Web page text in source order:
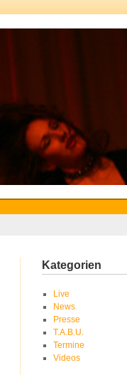
Kategorien
Live
News
Presse
T.A.B.U.
Termine
Videos